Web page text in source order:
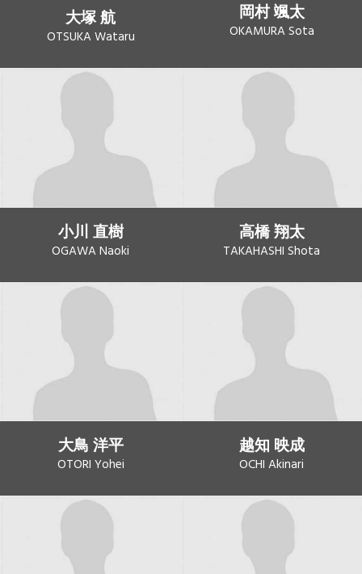
大塚 航
OTSUKA Wataru
岡村 颯太
OKAMURA Sota
小川 直樹
OGAWA Naoki
高橋 翔太
TAKAHASHI Shota
大鳥 洋平
OTORI Yohei
越知 映成
OCHI Akinari